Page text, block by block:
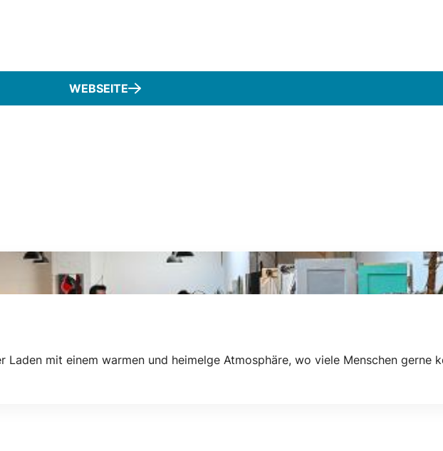
WEBSEITE
mit einem warmen und heimelge Atmosphäre, wo viele Menschen gerne